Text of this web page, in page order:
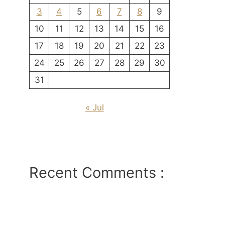
3
4 5 6 7 8
9
10
11 12 13 14 15
16
17
18 19 20 21 22
23
24
25 26 27 28 29
30
31
« Jul
Recent Comments :